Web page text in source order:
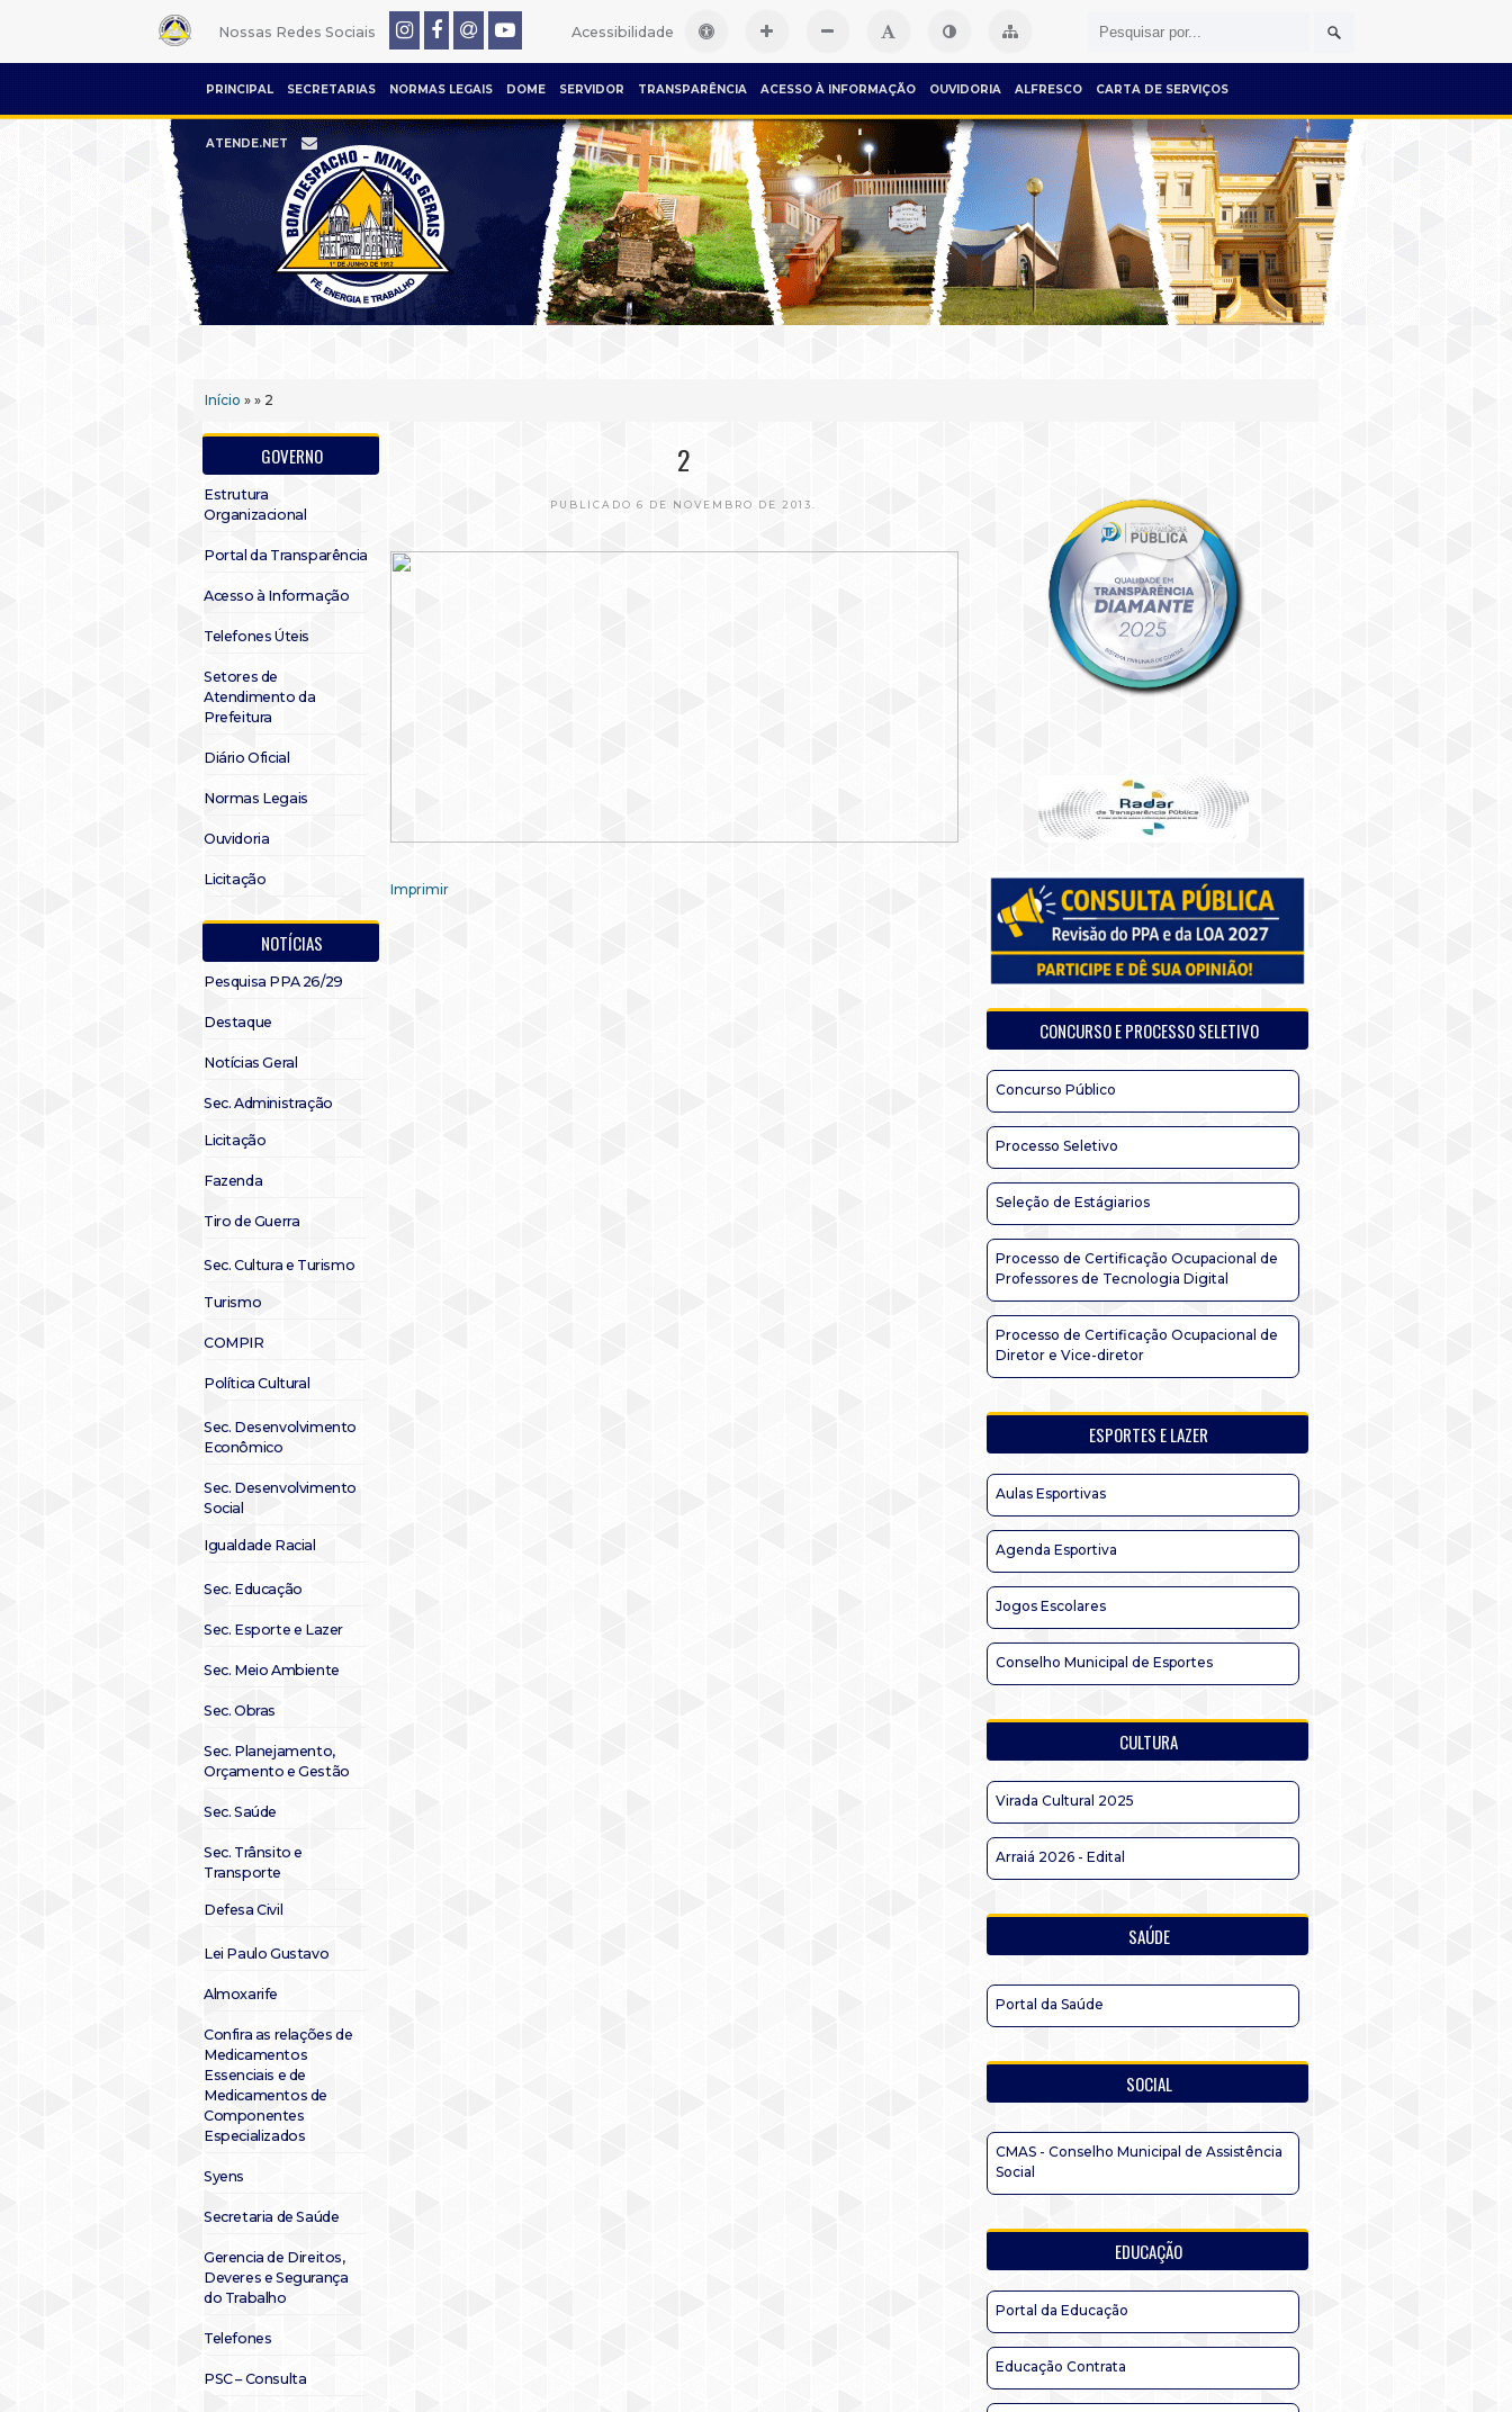
Nossas Redes Sociais Acessibilidade
PRINCIPAL SECRETARIAS NORMAS LEGAIS DOME SERVIDOR TRANSPARÊNCIA ACESSO À INFORMAÇÃO OUVIDORIA ALFRESCO CARTA DE SERVIÇOS
ATENDE.NET
Início » » 2
GOVERNO
Estrutura
Organizacional
Portal da Transparência
Acesso à Informação
Telefones Úteis
Setores de
Atendimento da
Prefeitura
Diário Oficial
Normas Legais
Ouvidoria
Licitação
NOTÍCIAS
Pesquisa PPA 26/29
Destaque
Notícias Geral
Sec. Administração
Licitação
Fazenda
Tiro de Guerra
Sec. Cultura e Turismo
Turismo
COMPIR
Política Cultural
Sec. Desenvolvimento
Econômico
Sec. Desenvolvimento
Social
Igualdade Racial
Sec. Educação
Sec. Esporte e Lazer
Sec. Meio Ambiente
Sec. Obras
Sec. Planejamento,
Orçamento e Gestão
Sec. Saúde
Sec. Trânsito e
Transporte
Defesa Civil
Lei Paulo Gustavo
Almoxarife
Confira as relações de
Medicamentos
Essenciais e de
Medicamentos de
Componentes
Especializados
Syens
Secretaria de Saúde
Gerencia de Direitos,
Deveres e Segurança
do Trabalho
Telefones
PSC – Consulta
2
PUBLICADO 6 DE NOVEMBRO DE 2013.
Imprimir
CONCURSO E PROCESSO SELETIVO
Concurso Público
Processo Seletivo
Seleção de Estágiarios
Processo de Certificação Ocupacional de
Professores de Tecnologia Digital
Processo de Certificação Ocupacional de
Diretor e Vice-diretor
ESPORTES E LAZER
Aulas Esportivas
Agenda Esportiva
Jogos Escolares
Conselho Municipal de Esportes
CULTURA
Virada Cultural 2025
Arraiá 2026 - Edital
SAÚDE
Portal da Saúde
SOCIAL
CMAS - Conselho Municipal de Assistência
Social
EDUCAÇÃO
Portal da Educação
Educação Contrata